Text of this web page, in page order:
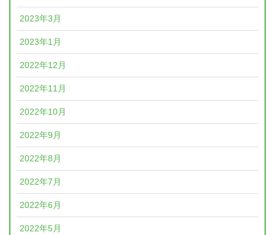
2023年3月
2023年1月
2022年12月
2022年11月
2022年10月
2022年9月
2022年8月
2022年7月
2022年6月
2022年5月